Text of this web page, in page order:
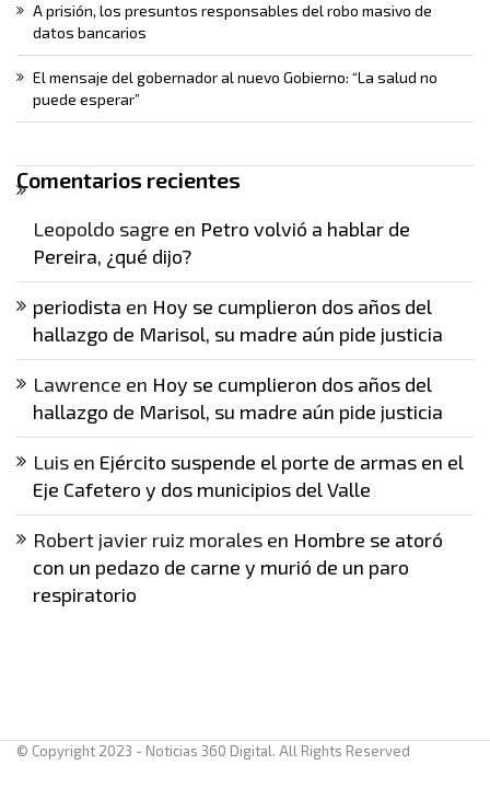
A prisión, los presuntos responsables del robo masivo de
datos bancarios
El mensaje del gobernador al nuevo Gobierno: “La salud no
puede esperar”
Comentarios recientes
Leopoldo sagre en Petro volvió a hablar de
Pereira, ¿qué dijo?
periodista en Hoy se cumplieron dos años del
hallazgo de Marisol, su madre aún pide justicia
Lawrence en Hoy se cumplieron dos años del
hallazgo de Marisol, su madre aún pide justicia
Luis en Ejército suspende el porte de armas en el
Eje Cafetero y dos municipios del Valle
Robert javier ruiz morales en Hombre se atoró
con un pedazo de carne y murió de un paro
respiratorio
© Copyright 2023 - Noticias 360 Digital. All Rights Reserved